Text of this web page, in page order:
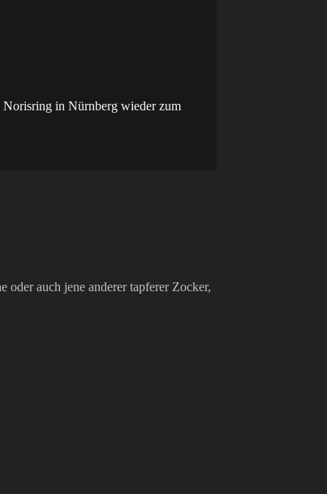
in Nürnberg wieder zum
oder auch jene anderer tapferer Zocker,